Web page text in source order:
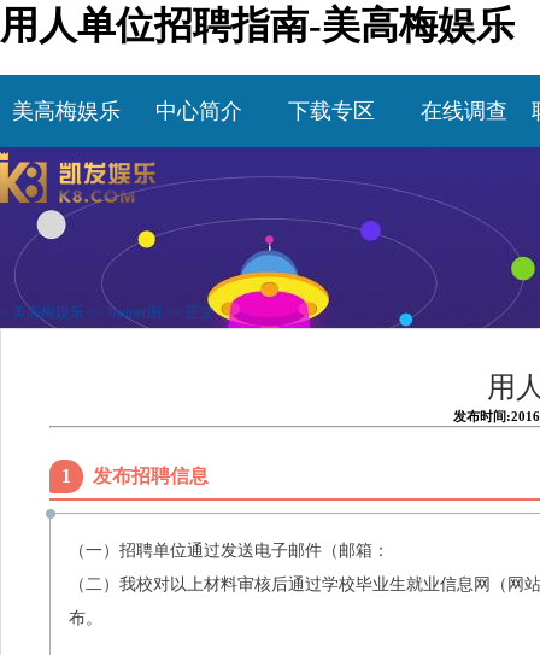
用人单位招聘指南-美高梅娱乐
美高梅娱乐 中心简介 下载专区 在线调查
> 美高梅娱乐 >> banner图 >> 正文
用
发布时间
1 发布招聘信息
（一） 招聘单位通过发送电子邮件（邮箱：
（二） 我校对以上材料审核后通过学校毕业生就业信息网（网
布。